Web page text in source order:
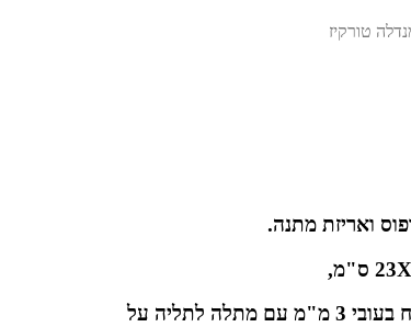
טורקיז
ואריזת מתנה.
מודפס על PVC קשיח בעובי 3 מ"מ עם מתלה לתליה על